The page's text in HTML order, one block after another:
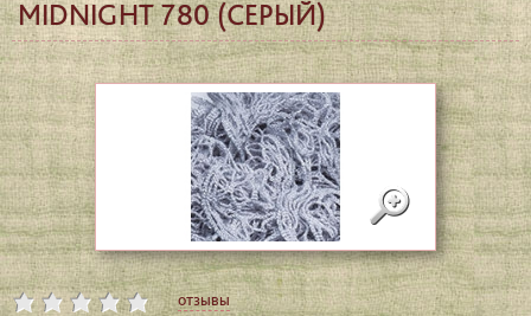
MIDNIGHT 780 (СЕРЫЙ)
отзывы